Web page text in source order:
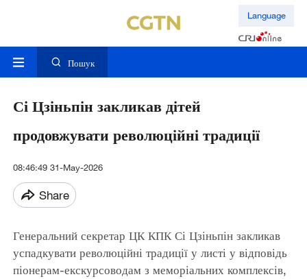
Language
Пошук
Сі Цзіньпін закликав дітей
продовжувати революційні традиції
08:46:49 31-May-2026
Share
Генеральний секретар ЦК КПК Сі Цзіньпін закликав
успадкувати революційні традиції у листі у відповідь
піонерам-екскурсоводам з меморіальних комплексів,